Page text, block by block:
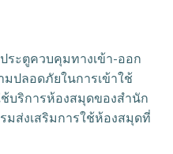
ระตูควบคุมทางเข้า-ออก
ปลอดภัยในการเข้าใช้
บริการห้องสมุดของสำนัก
มส่งเสริมการใช้ห้องสมุดที่